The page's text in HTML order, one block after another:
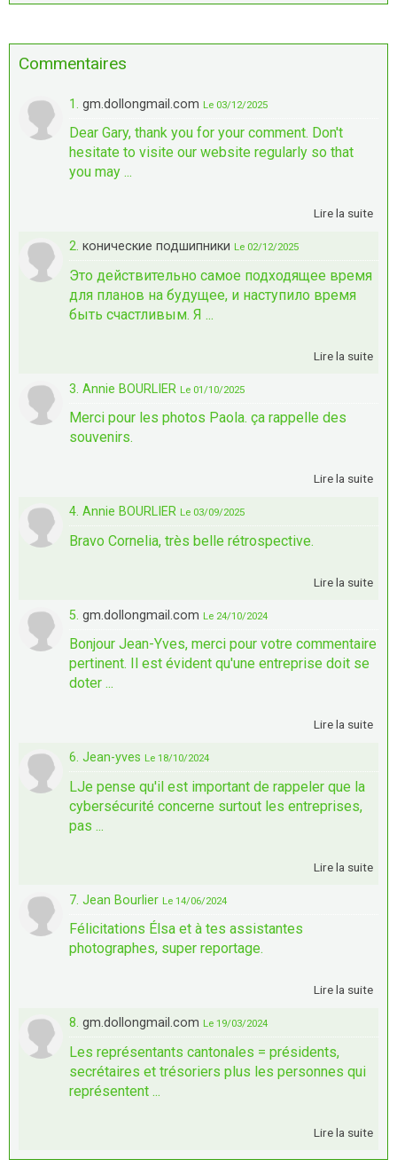
Commentaires
1. gm.dollongmail.com Le 03/12/2025
Dear Gary, thank you for your comment. Don't
hesitate to visite our website regularly so that
you may ...
Lire la suite
2. конические подшипники Le 02/12/2025
Это действительно самое подходящее время
для планов на будущее, и наступило время
быть счастливым. Я ...
Lire la suite
3. Annie BOURLIER Le 01/10/2025
Merci pour les photos Paola. ça rappelle des
souvenirs.
Lire la suite
4. Annie BOURLIER Le 03/09/2025
Bravo Cornelia, très belle rétrospective.
Lire la suite
5. gm.dollongmail.com Le 24/10/2024
Bonjour Jean-Yves, merci pour votre commentaire
pertinent. Il est évident qu'une entreprise doit se
doter ...
Lire la suite
6. Jean-yves Le 18/10/2024
LJe pense qu'il est important de rappeler que la
cybersécurité concerne surtout les entreprises,
pas ...
Lire la suite
7. Jean Bourlier Le 14/06/2024
Félicitations Élsa et à tes assistantes
photographes, super reportage.
Lire la suite
8. gm.dollongmail.com Le 19/03/2024
Les représentants cantonales = présidents,
secrétaires et trésoriers plus les personnes qui
représentent ...
Lire la suite